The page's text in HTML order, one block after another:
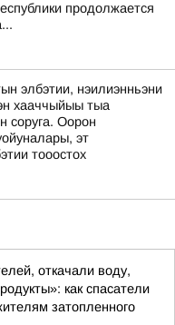
продолжается
элбэтии, нэилиэнньэни
хааччыйыы тыа
соруга. Оорон
эт
тооостох
откачали воду,
как спасатели
затопленного